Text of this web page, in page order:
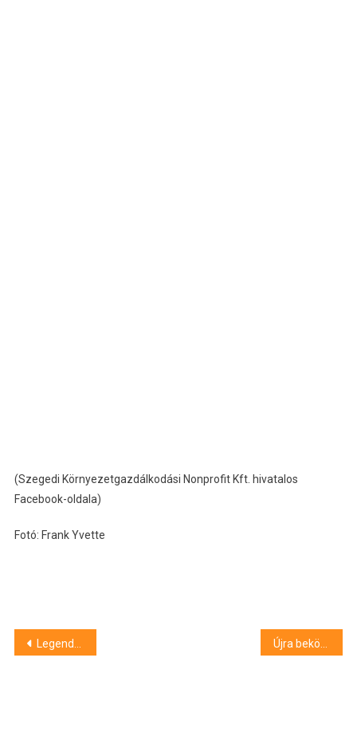
(Szegedi Környezetgazdálkodási Nonprofit Kft. hivatalos
Facebook-oldala)
Fotó: Frank Yvette
Bejegyzés
Legendás járatokat indít újra a DKV